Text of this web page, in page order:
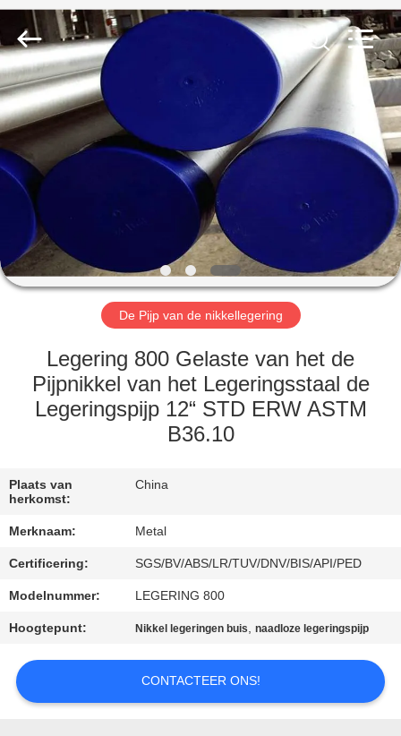
HUIS
PRODUCTEN
ONGEVEER
ONS
FABRIEKSREIS
KWALITEITSCONTROLE
CONTACTEER
NIEUWS
SITEMAP
PRIVACY
POLICY
STEEL
GROUP
CHINA.
Rights
Reserved.
De Pijp van de nikkellegering
Legering 800 Gelaste van het de
Pijpnikkel van het Legeringsstaal de
Legeringspijp 12“ STD ERW ASTM
B36.10
Plaats van
herkomst:
China
Merknaam: Metal
Certificering: SGS/BV/ABS/LR/TUV/DNV/BIS/API/PED
Modelnummer: LEGERING 800
Hoogtepunt: Nikkel legeringen buis,naadloze legeringspijp
CONTACTEER ONS!